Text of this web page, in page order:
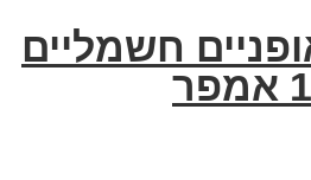
חשמליים